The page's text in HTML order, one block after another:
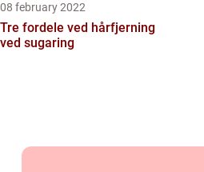
08 february 2022
Tre fordele ved hårfjerning
ved sugaring